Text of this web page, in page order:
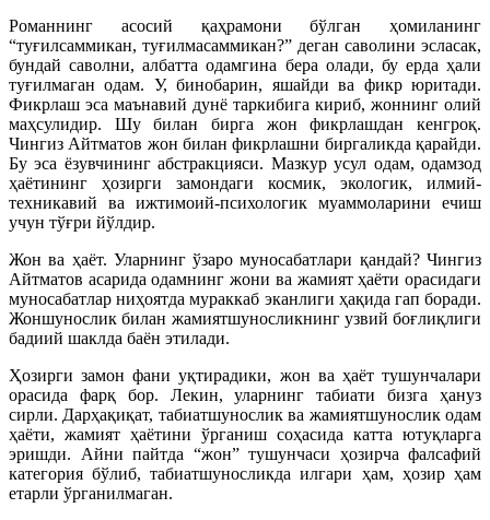
Романнинг асосий қаҳрамони бўлган ҳомиланинг
“туғилсаммикан, туғилмасаммикан?” деган саволини эсласак,
бундай саволни, албатта одамгина бера олади, бу ерда ҳали
туғилмаган одам. У, бинобарин, яшайди ва фикр юритади.
Фикрлаш эса маънавий дунё таркибига кириб, жоннинг олий
маҳсулидир. Шу билан бирга жон фикрлашдан кенгроқ.
Чингиз Айтматов жон билан фикрлашни биргаликда қарайди.
Бу эса ёзувчининг абстракцияси. Мазкур усул одам, одамзод
ҳаётининг ҳозирги замондаги космик, экологик, илмий-
техникавий ва ижтимоий-психологик муаммоларини ечиш
учун тўғри йўлдир.
Жон ва ҳаёт. Уларнинг ўзаро муносабатлари қандай? Чингиз
Айтматов асарида одамнинг жони ва жамият ҳаёти орасидаги
муносабатлар ниҳоятда мураккаб эканлиги ҳақида гап боради.
Жоншунослик билан жамиятшуносликнинг узвий боғлиқлиги
бадиий шаклда баён этилади.
Ҳозирги замон фани уқтирадики, жон ва ҳаёт тушунчалари
орасида фарқ бор. Лекин, уларнинг табиати бизга ҳануз
сирли. Дарҳақиқат, табиатшунослик ва жамиятшунослик одам
ҳаёти, жамият ҳаётини ўрганиш соҳасида катта ютуқларга
эришди. Айни пайтда “жон” тушунчаси ҳозирча фалсафий
категория бўлиб, табиатшуносликда илгари ҳам, ҳозир ҳам
етарли ўрганилмаган.